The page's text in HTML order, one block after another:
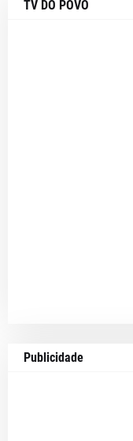
TV DO POVO
Publicidade